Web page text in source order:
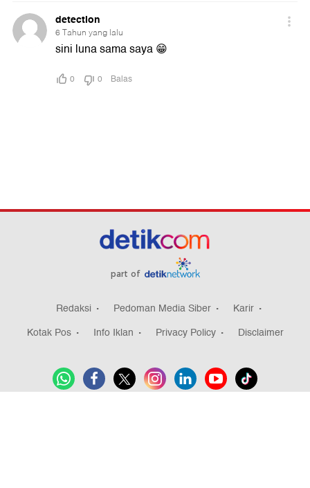
part of
Redaksi Pedoman Media Siber
Karir
Kotak Pos
Info Iklan Privacy Policy Disclaimer